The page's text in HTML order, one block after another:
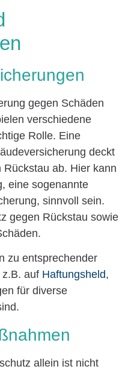
gegen Schäden
verschiedene
Rolle. Eine
deckt
ab. Hier kann
eine sogenannte
sinnvoll sein.
gegen Rückstau sowie
zu entsprechender
auf Haftungsheld,
für diverse
allein ist nicht